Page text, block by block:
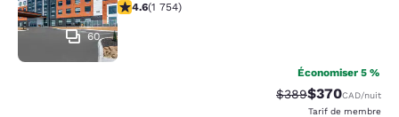
60
4.57 étoiles. Excellent. 1754 commentaires
4.6(1 754)
Économiser 5 %
Tarif barré :
$389Tarif réduit :
$370CAD/nuit
Tarif de membre